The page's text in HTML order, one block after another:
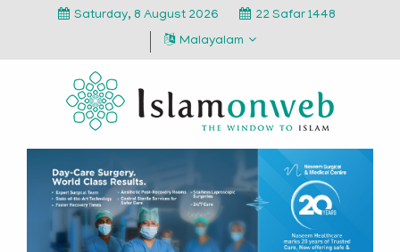
Saturday, 8 August 2026
22 Safar 1448
Malayalam